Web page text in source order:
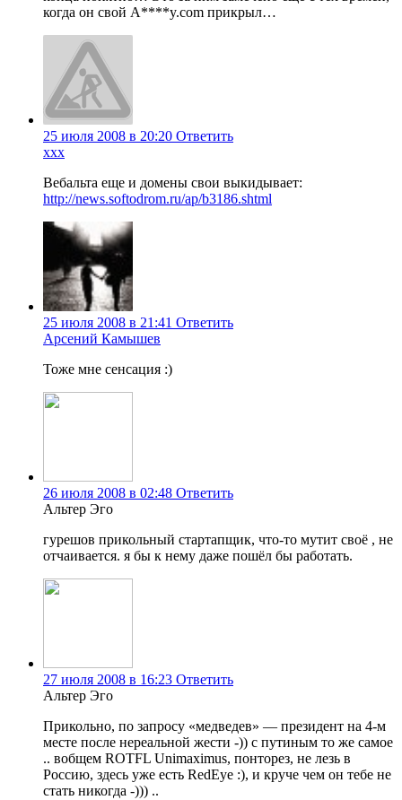
когда он свой А****y.com прикрыл…
25 июля 2008 в 20:20 Ответить
xxx
Вебальта еще и домены свои выкидывает:
http://news.softodrom.ru/ap/b3186.shtml
25 июля 2008 в 21:41 Ответить
Арсений Камышев
Тоже мне сенсация :)
26 июля 2008 в 02:48 Ответить
Альтер Эго
гурешов прикольный стартапщик, что-то мутит своё , не
отчаивается. я бы к нему даже пошёл бы работать.
27 июля 2008 в 16:23 Ответить
Альтер Эго
Прикольно, по запросу «медведев» — президент на 4-м
месте после нереальной жести -)) с путиным то же самое
.. вобщем ROTFL Unimaximus, понторез, не лезь в
Россию, здесь уже есть RedEye :), и круче чем он тебе не
стать никогда -))) ..